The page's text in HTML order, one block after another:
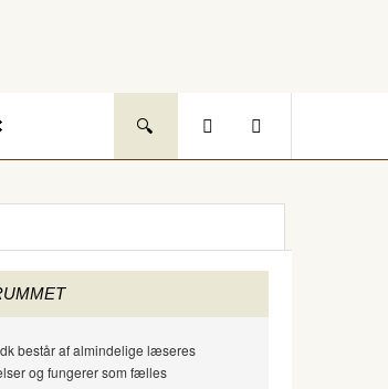
består af almindelige læseres
og fungerer som fælles